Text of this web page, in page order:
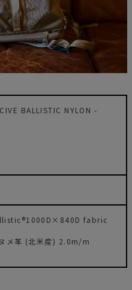
BALLISTIC NYLON -
fabric
メ革 (北米産) 2.0m/m